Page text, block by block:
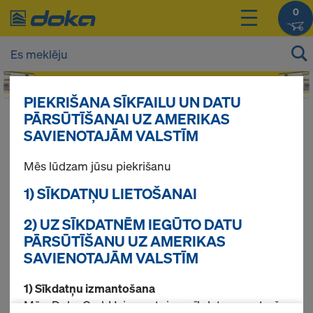
0
Jūsu produktu cenas Jūs varat redzēt
pieslēdzoties.
Bērzs
Atrasti 5 produkti
Pirktākās preces
PIEKRIŠANA SĪKFAILU UN DATU
PĀRSŪTĪŠANAI UZ AMERIKAS
SAVIENOTAJĀM VALSTĪM
Mēs lūdzam jūsu piekrišanu
1) SĪKDATŅU LIETOŠANAI
2) UZ SĪKDATNĒM IEGŪTO DATU
PĀRSŪTĪŠANU UZ AMERIKAS
SAVIENOTAJĀM VALSTĪM
1) Sīkdatņu izmantošana
Mēs, Doka GmbH, izmantojam sīkdatnes un trešo